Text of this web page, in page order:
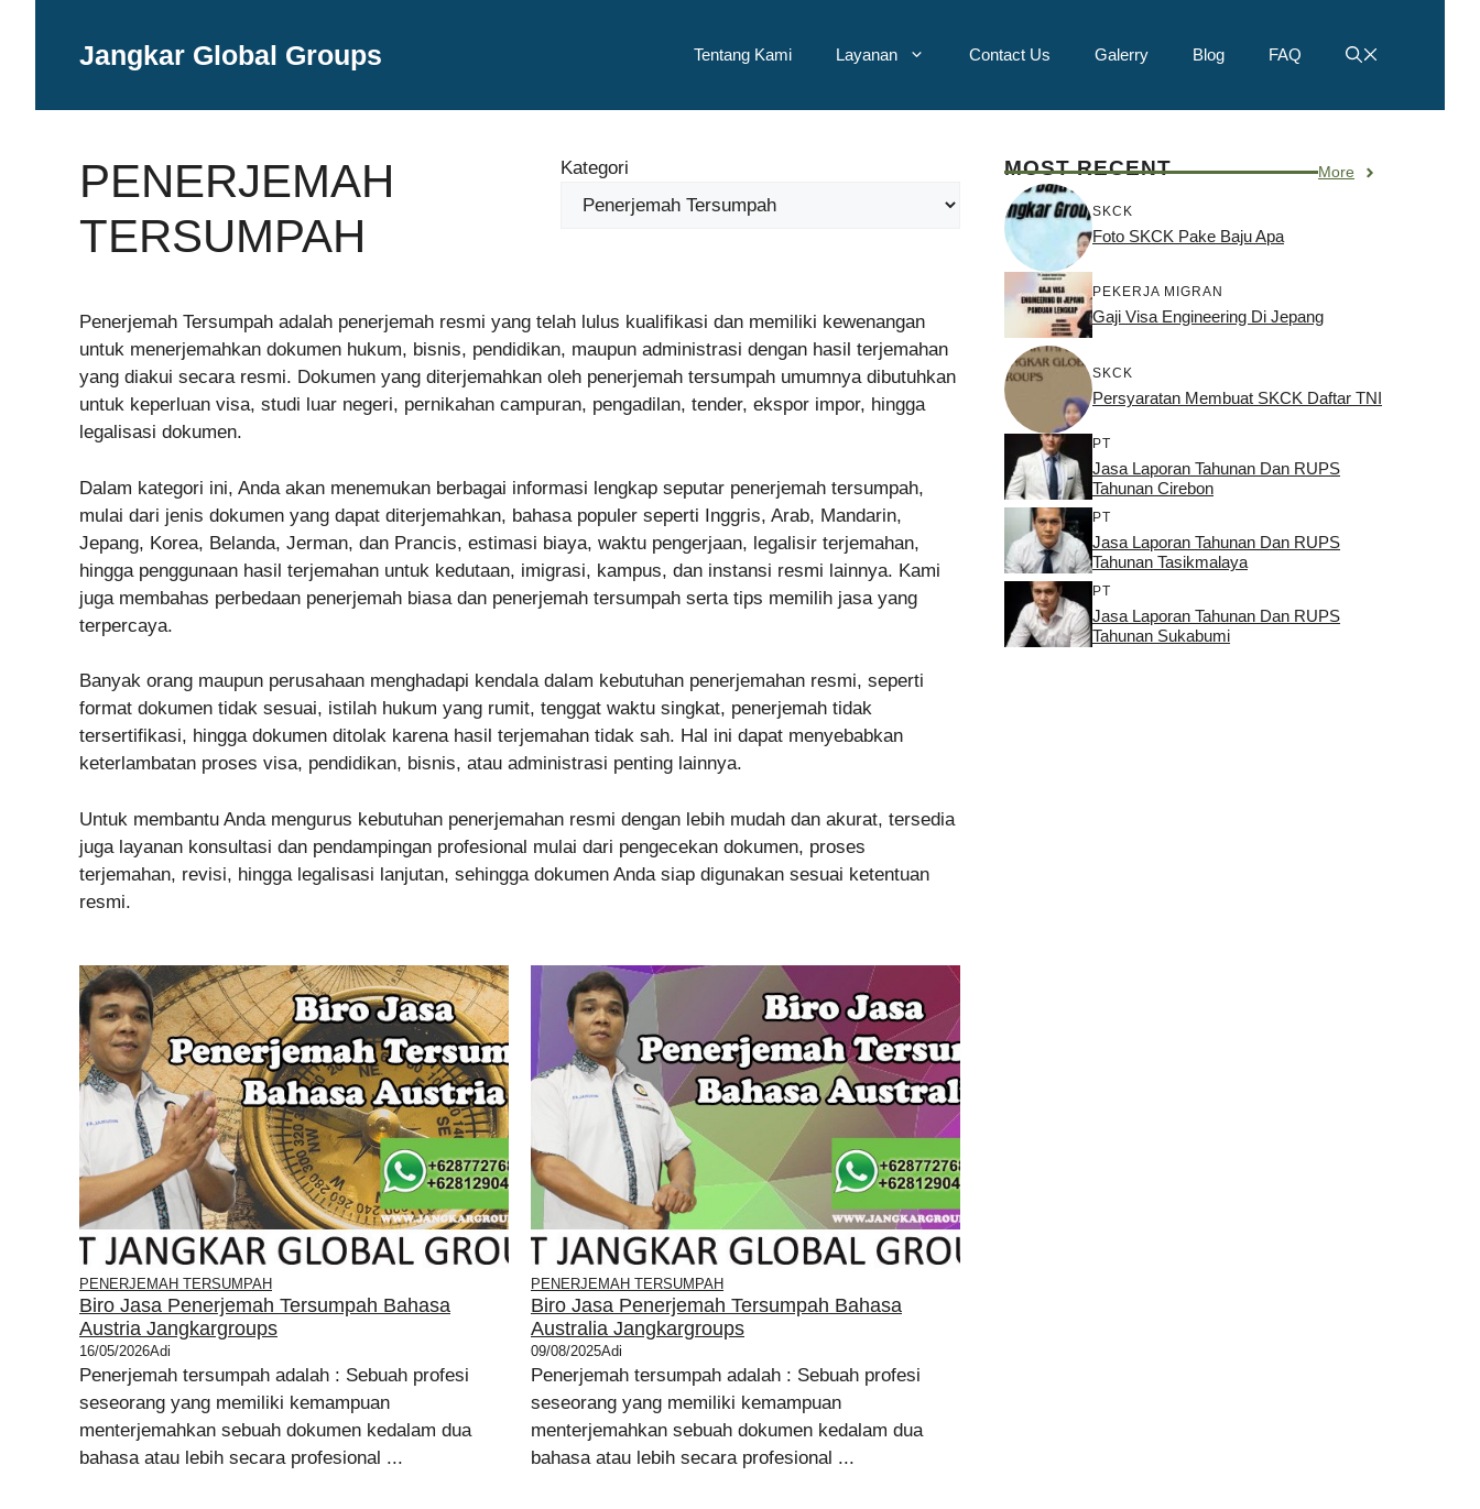
Jangkar Global Groups Tentang Kami Layanan Contact Us Galerry Blog FAQ
PENERJEMAH
TERSUMPAH
Kategori
Penerjemah Tersumpah adalah penerjemah resmi yang telah lulus kualifikasi dan memiliki kewenangan
untuk menerjemahkan dokumen hukum, bisnis, pendidikan, maupun administrasi dengan hasil terjemahan
yang diakui secara resmi. Dokumen yang diterjemahkan oleh penerjemah tersumpah umumnya dibutuhkan
untuk keperluan visa, studi luar negeri, pernikahan campuran, pengadilan, tender, ekspor impor, hingga
legalisasi dokumen.
Dalam kategori ini, Anda akan menemukan berbagai informasi lengkap seputar penerjemah tersumpah,
mulai dari jenis dokumen yang dapat diterjemahkan, bahasa populer seperti Inggris, Arab, Mandarin,
Jepang, Korea, Belanda, Jerman, dan Prancis, estimasi biaya, waktu pengerjaan, legalisir terjemahan,
hingga penggunaan hasil terjemahan untuk kedutaan, imigrasi, kampus, dan instansi resmi lainnya. Kami
juga membahas perbedaan penerjemah biasa dan penerjemah tersumpah serta tips memilih jasa yang
terpercaya.
Banyak orang maupun perusahaan menghadapi kendala dalam kebutuhan penerjemahan resmi, seperti
format dokumen tidak sesuai, istilah hukum yang rumit, tenggat waktu singkat, penerjemah tidak
tersertifikasi, hingga dokumen ditolak karena hasil terjemahan tidak sah. Hal ini dapat menyebabkan
keterlambatan proses visa, pendidikan, bisnis, atau administrasi penting lainnya.
Untuk membantu Anda mengurus kebutuhan penerjemahan resmi dengan lebih mudah dan akurat, tersedia
juga layanan konsultasi dan pendampingan profesional mulai dari pengecekan dokumen, proses
terjemahan, revisi, hingga legalisasi lanjutan, sehingga dokumen Anda siap digunakan sesuai ketentuan
resmi.
PENERJEMAH TERSUMPAH
Biro Jasa Penerjemah Tersumpah Bahasa
Austria Jangkargroups
16/05/2026Adi
Penerjemah tersumpah adalah : Sebuah profesi
seseorang yang memiliki kemampuan
menterjemahkan sebuah dokumen kedalam dua
bahasa atau lebih secara profesional ...
PENERJEMAH TERSUMPAH
Biro Jasa Penerjemah Tersumpah Bahasa
Australia Jangkargroups
09/08/2025Adi
Penerjemah tersumpah adalah : Sebuah profesi
seseorang yang memiliki kemampuan
menterjemahkan sebuah dokumen kedalam dua
bahasa atau lebih secara profesional ...
MOST RECENT More
SKCK
Foto SKCK Pake Baju Apa
PEKERJA MIGRAN
Gaji Visa Engineering Di Jepang
SKCK
Persyaratan Membuat SKCK Daftar TNI
PT
Jasa Laporan Tahunan Dan RUPS
Tahunan Cirebon
PT
Jasa Laporan Tahunan Dan RUPS
Tahunan Tasikmalaya
PT
Jasa Laporan Tahunan Dan RUPS
Tahunan Sukabumi